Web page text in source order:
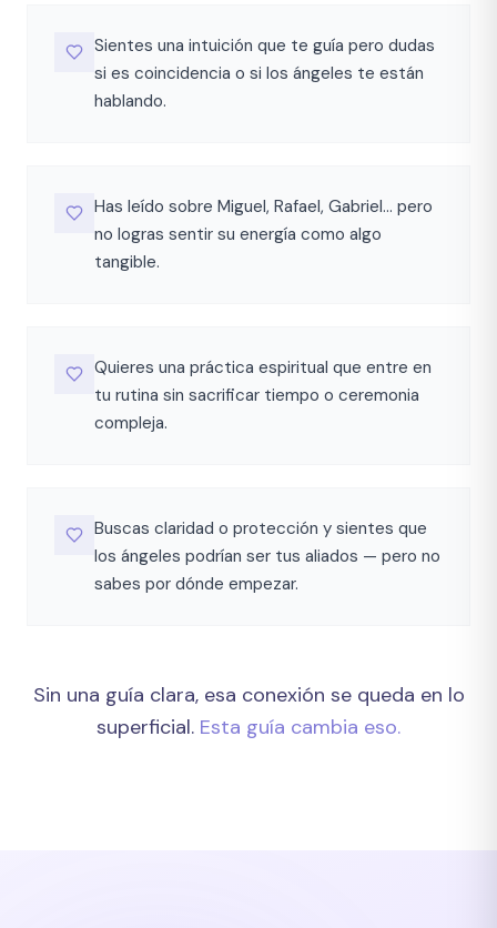
Sientes una intuición que te guía pero dudas
si es coincidencia o si los ángeles te están
hablando.
Has leído sobre Miguel, Rafael, Gabriel… pero
no logras sentir su energía como algo
tangible.
Quieres una práctica espiritual que entre en
tu rutina sin sacrificar tiempo o ceremonia
compleja.
Buscas claridad o protección y sientes que
los ángeles podrían ser tus aliados — pero no
sabes por dónde empezar.
Sin una guía clara, esa conexión se queda en lo
superficial. Esta guía cambia eso.